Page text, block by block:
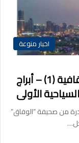
اخبار منوعة
منوعات الوفاق| معالم الكويت الثقافية (1) – أبراج
الأولى
من صحيفة “الوفاق”